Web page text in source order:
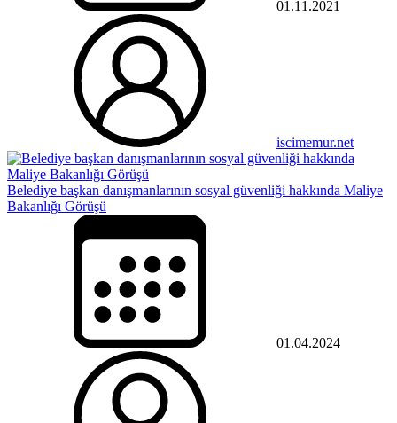
01.11.2021
iscimemur.net
Belediye başkan danışmanlarının sosyal güvenliği hakkında Maliye
Bakanlığı Görüşü
01.04.2024